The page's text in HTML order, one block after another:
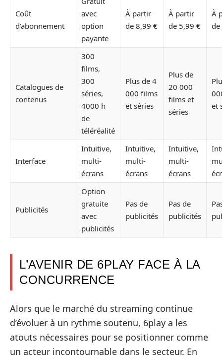
Coût
d’abonnement
avec
option
payante
À partir
de 8,99 €
À partir
de 5,99 €
À
de
Catalogues de
contenus
300
films,
300
séries,
4000 h
de
téléréalité
Plus de 4
000 films
et séries
Plus de
20 000
films et
séries
et
Interface
Intuitive,
multi-
écrans
Intuitive,
multi-
écrans
Intuitive,
multi-
écrans
Publicités
Option
gratuite
avec
publicités
Pas de
publicités
Pas de
publicités
L’AVENIR DE 6PLAY FACE À LA
CONCURRENCE
Alors que le marché du streaming continue
d’évoluer à un rythme soutenu, 6play a les
atouts nécessaires pour se positionner comme
un acteur incontournable dans le secteur. En